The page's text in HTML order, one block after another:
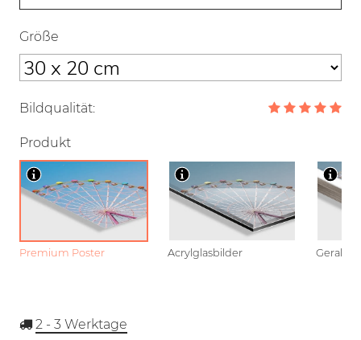
Größe
Bildqualität:
Produkt
Premium Poster Acrylglasbilder
2 - 3 Werktage